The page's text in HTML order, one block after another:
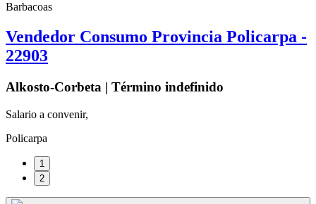
Barbacoas
Vendedor Consumo Provincia Policarpa -
22903
Alkosto-Corbeta | Término indefinido
Salario a convenir,
Policarpa
1
2